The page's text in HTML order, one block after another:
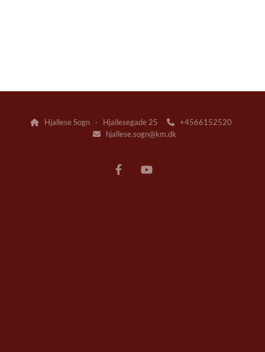
Hjallese Sogn · Hjallesegade 25 +4566152520
hjallese.sogn@km.dk